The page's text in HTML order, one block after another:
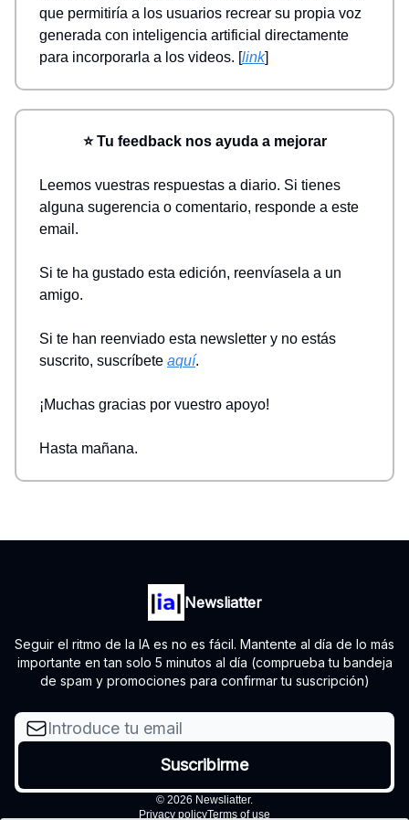
que permitiría a los usuarios recrear su propia voz
generada con inteligencia artificial directamente
para incorporarla a los videos. [link]
⭐ Tu feedback nos ayuda a mejorar
Leemos vuestras respuestas a diario. Si tienes
alguna sugerencia o comentario, responde a este
email.
Si te ha gustado esta edición, reenvíasela a un
amigo.
Si te han reenviado esta newsletter y no estás
suscrito, suscríbete aquí.
¡Muchas gracias por vuestro apoyo!
Hasta mañana.
Newsliatter
Seguir el ritmo de la IA es no es fácil. Mantente al día de lo más
importante en tan solo 5 minutos al día (comprueba tu bandeja
de spam y promociones para confirmar tu suscripción)
© 2026 Newsliatter.
Privacy policyTerms of use